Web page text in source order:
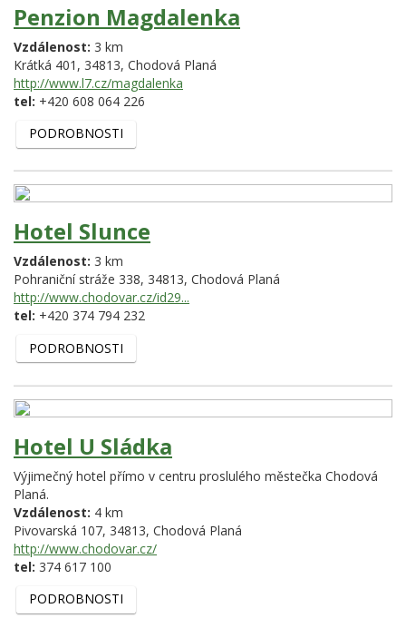
Penzion Magdalenka
Vzdálenost: 3 km
Krátká 401, 34813, Chodová Planá
http://www.l7.cz/magdalenka
tel: +420 608 064 226
PODROBNOSTI
Hotel Slunce
Vzdálenost: 3 km
Pohraniční stráže 338, 34813, Chodová Planá
http://www.chodovar.cz/id29...
tel: +420 374 794 232
PODROBNOSTI
Hotel U Sládka
Výjimečný hotel přímo v centru proslulého městečka Chodová
Planá.
Vzdálenost: 4 km
Pivovarská 107, 34813, Chodová Planá
http://www.chodovar.cz/
tel: 374 617 100
PODROBNOSTI